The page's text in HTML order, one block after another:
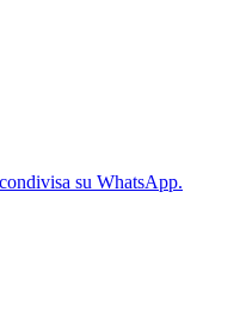
su WhatsApp.